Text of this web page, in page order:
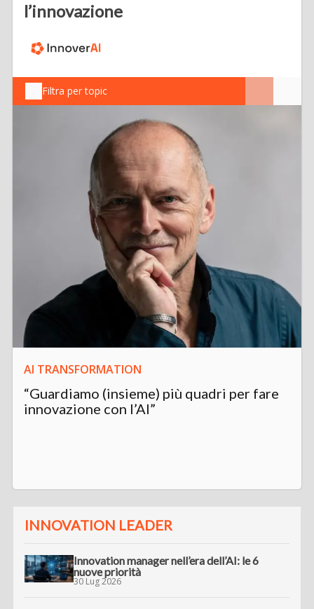
l’innovazione
Filtra per topic
AI TRANSFORMATION
“Guardiamo (insieme) più quadri per fare
innovazione con l’AI”
INNOVATION LEADER
Innovation manager nell’era dell’AI: le 6
nuove priorità
30 Lug 2026